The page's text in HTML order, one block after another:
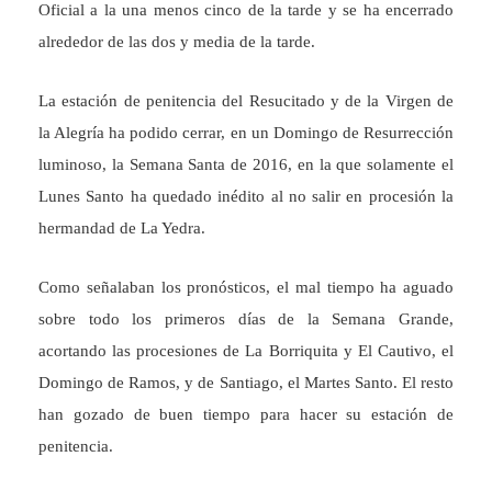
Oficial a la una menos cinco de la tarde y se ha encerrado
alrededor de las dos y media de la tarde.
La estación de penitencia del Resucitado y de la Virgen de
la Alegría ha podido cerrar, en un Domingo de Resurrección
luminoso, la Semana Santa de 2016, en la que solamente el
Lunes Santo ha quedado inédito al no salir en procesión la
hermandad de La Yedra.
Como señalaban los pronósticos, el mal tiempo ha aguado
sobre todo los primeros días de la Semana Grande,
acortando las procesiones de La Borriquita y El Cautivo, el
Domingo de Ramos, y de Santiago, el Martes Santo. El resto
han gozado de buen tiempo para hacer su estación de
penitencia.